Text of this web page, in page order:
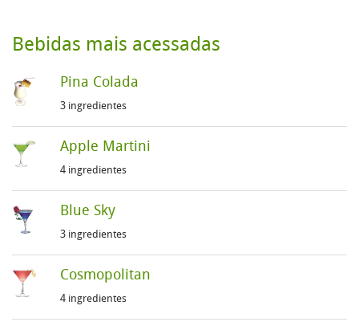
Bebidas mais acessadas
Pina Colada
3 ingredientes
Apple Martini
4 ingredientes
Blue Sky
3 ingredientes
Cosmopolitan
4 ingredientes